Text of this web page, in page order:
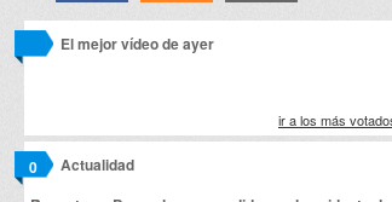
El mejor vídeo de ayer
ir a los más
Actualidad
0